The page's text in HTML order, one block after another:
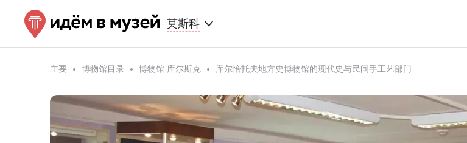
莫斯科
主要 博物馆目录 博物馆 库尔斯克 库尔恰托夫地方史博物馆的现代史与民间手工艺部门